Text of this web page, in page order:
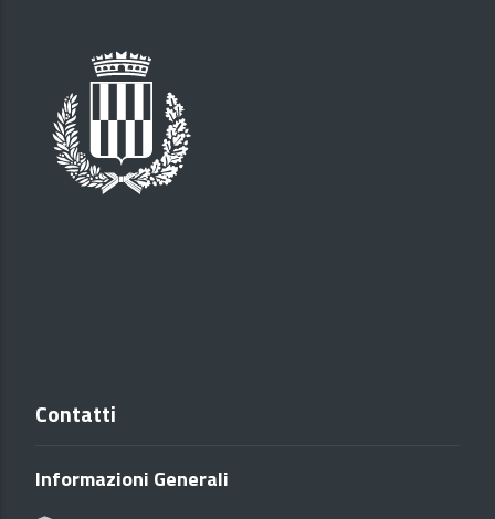
Contatti
Informazioni Generali